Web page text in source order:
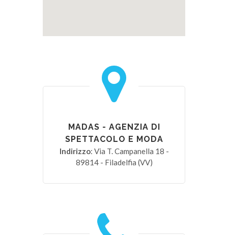
MADAS - AGENZIA DI
SPETTACOLO E MODA
Indirizzo: Via T. Campanella 18 -
89814 - Filadelfia (VV)